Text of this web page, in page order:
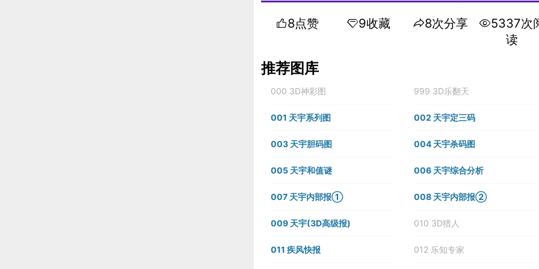
8点赞 9收藏 8次分享
5337次
读
推荐图库
000 3D神彩图 999 3D乐翻天
001 天宇系列图 002 天宇定三码
003 天宇胆码图 004 天宇杀码图
005 天宇和值谜 006 天宇综合分析
007 天宇内部报① 008 天宇内部报②
009 天宇(3D高级报) 010 3D猎人
011 疾风快报 012 乐知专家